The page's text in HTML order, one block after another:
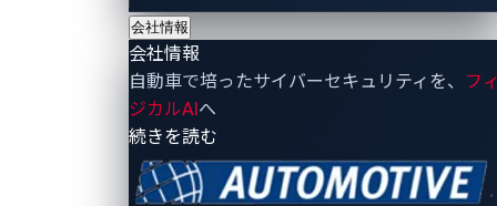
会社情報
会社情報
自動車で培ったサイバーセキュリティを、
フ
ジカルAIへ
続きを読む